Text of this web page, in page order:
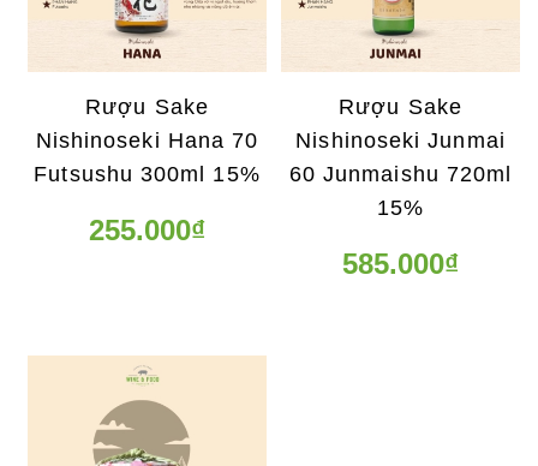
Rượu Sake
Nishinoseki Hana 70
Futsushu 300ml 15%
255.000₫
Rượu Sake
Nishinoseki Junmai
60 Junmaishu 720ml
15%
585.000₫